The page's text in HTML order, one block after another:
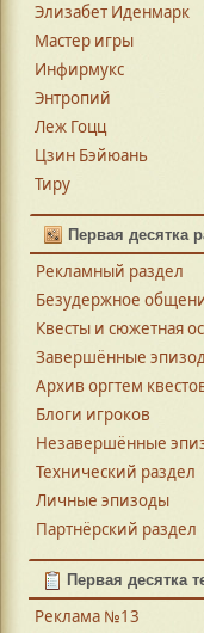
Элизабет Иденмарк
Мастер игры
Инфирмукс
Энтропий
Леж Гоцц
Цзин Бэйюань
Тиру
Первая десятка
Рекламный раздел
Безудержное
Квесты и сюжетная
Завершённые
Архив оргтем
Блоги игроков
Незавершённые
Технический раздел
Личные эпизоды
Партнёрский раздел
Первая десятка
Реклама №13